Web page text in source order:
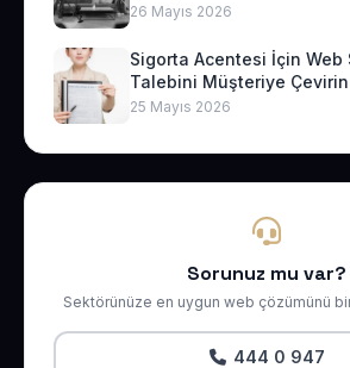
26 Mayıs 2026
Sigorta Acentesi İçin
Talebini Müşteriye Çevirin
25 Mayıs 2026
Sorunuz mu var?
Sektörünüze en uygun web çözümünü
444 0 947